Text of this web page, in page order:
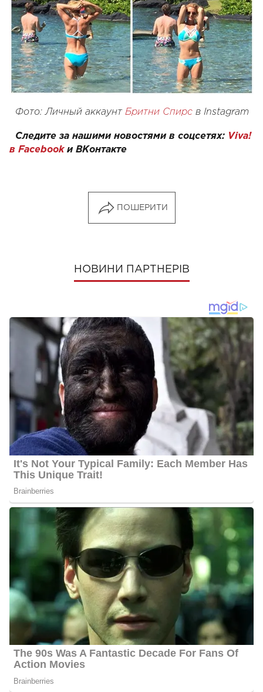
Фото: Личный аккаунт Бритни Спирс в Instagram
Следите за нашими новостями в соцсетях: Viva!
в Facebookи ВКонтакте
ПОШЕРИТИ
НОВИНИ ПАРТНЕРІВ